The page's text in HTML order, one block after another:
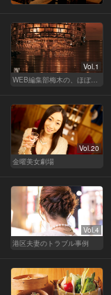
Vol.1
WEB編集部梅木の、ほぼノンフィクション合コン実況中継
Vol.20
金曜美女劇場
Vol.4
港区夫妻のトラブル事例